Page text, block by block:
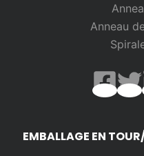
Anneau
EMBALLAGE EN